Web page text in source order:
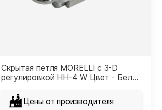
Скрытая петля MORELLI с 3-D
регулировкой HH-4 W Цвет - Белый
Цены от производителя